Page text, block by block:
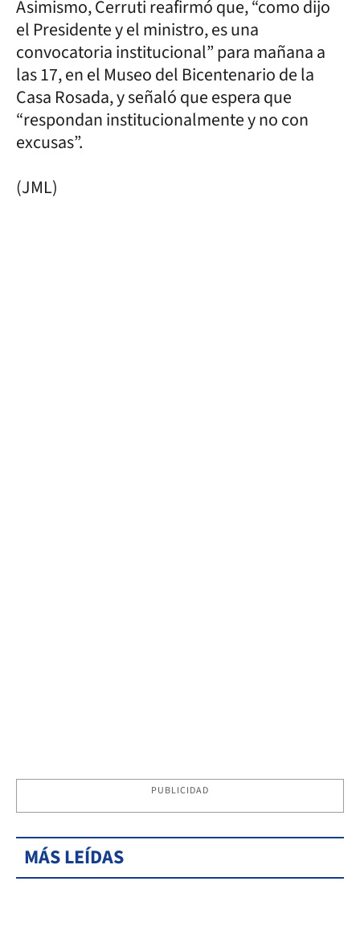
Asimismo, Cerruti reafirmó que, “como dijo
el Presidente y el ministro, es una
convocatoria institucional” para mañana a
las 17, en el Museo del Bicentenario de la
Casa Rosada, y señaló que espera que
“respondan institucionalmente y no con
excusas”.
(JML)
PUBLICIDAD
MÁS LEÍDAS